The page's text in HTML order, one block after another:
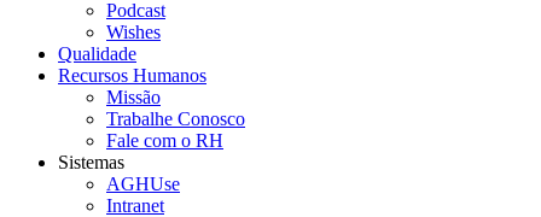
Podcast
Wishes
Qualidade
Recursos Humanos
Missão
Trabalhe Conosco
Fale com o RH
Sistemas
AGHUse
Intranet